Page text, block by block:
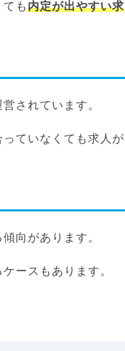
ても内定が出やすい求
されています。
っていなくても求人が
向があります。
ースもあります。